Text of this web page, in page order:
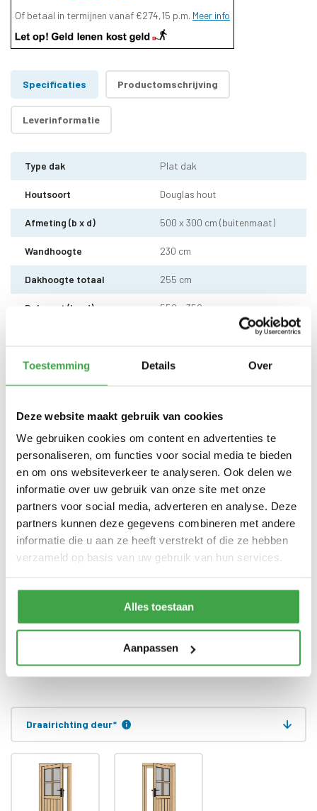
Toestemming Details Over
Deze website maakt gebruik van cookies
We gebruiken cookies om content en advertenties te
personaliseren, om functies voor social media te bieden
en om ons websiteverkeer te analyseren. Ook delen we
informatie over uw gebruik van onze site met onze
partners voor social media, adverteren en analyse. Deze
partners kunnen deze gegevens combineren met andere
informatie die u aan ze heeft verstrekt of die ze hebben
verzameld op basis van uw gebruik van hun services.
Alles toestaan
Aanpassen
Of betaal in termijnen vanaf €274,15 p.m. Meer info
Specificaties Productomschrijving
Leverinformatie
Type dak Plat dak
Houtsoort Douglas hout
Afmeting (b x d) 500 x 300 cm (buitenmaat)
Wandhoogte 230 cm
Dakhoogte totaal 255 cm
Dakmaat (b x d) 550 x 350 cm
Douglas hout 4 x 4 cm - 4
Wandbekleding
buitenzijde
Dakhout 18 mm OSB dakhout
Dakbedekking
EPDM uit 1 stuk geleverd incl.
kit, dak doorvoer en regenpijp
tot aan maaiveld - 10 jaar
garantie
Deur
Enkele deur - voorzien van echt
Bevestigingsmaterialen
Alle bevestigingsmaterialen
zijn inbegrepen
Transport
Eenvoudig doe-het-zelf
wanden in prefab elementen
Draairichting deur*